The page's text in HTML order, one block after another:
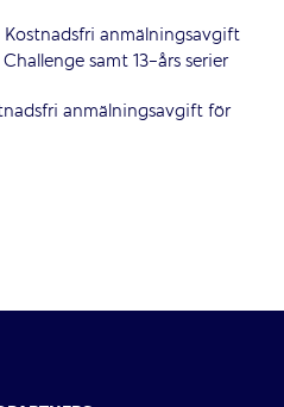
anmälningsavgift
samt 13-års serier
anmälningsavgift för